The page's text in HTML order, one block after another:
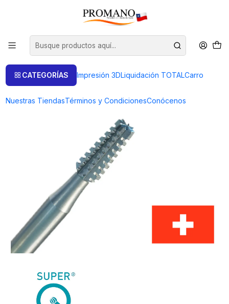
CATEGORÍAS Impresión 3DLiquidación TOTALCarro
Nuestras TiendasTérminos y CondicionesConócenos
Perforación Corte
FRESA CHOCLO 0.7 MM SUPER Q